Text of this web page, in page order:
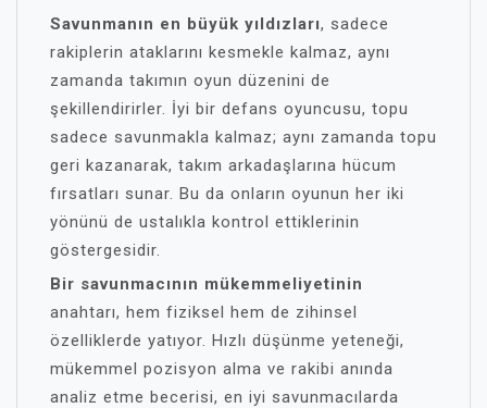
Savunmanın en büyük yıldızları, sadece
rakiplerin ataklarını kesmekle kalmaz, aynı
zamanda takımın oyun düzenini de
şekillendirirler. İyi bir defans oyuncusu, topu
sadece savunmakla kalmaz; aynı zamanda topu
geri kazanarak, takım arkadaşlarına hücum
fırsatları sunar. Bu da onların oyunun her iki
yönünü de ustalıkla kontrol ettiklerinin
göstergesidir.
Bir savunmacının mükemmeliyetinin
anahtarı, hem fiziksel hem de zihinsel
özelliklerde yatıyor. Hızlı düşünme yeteneği,
mükemmel pozisyon alma ve rakibi anında
analiz etme becerisi, en iyi savunmacılarda